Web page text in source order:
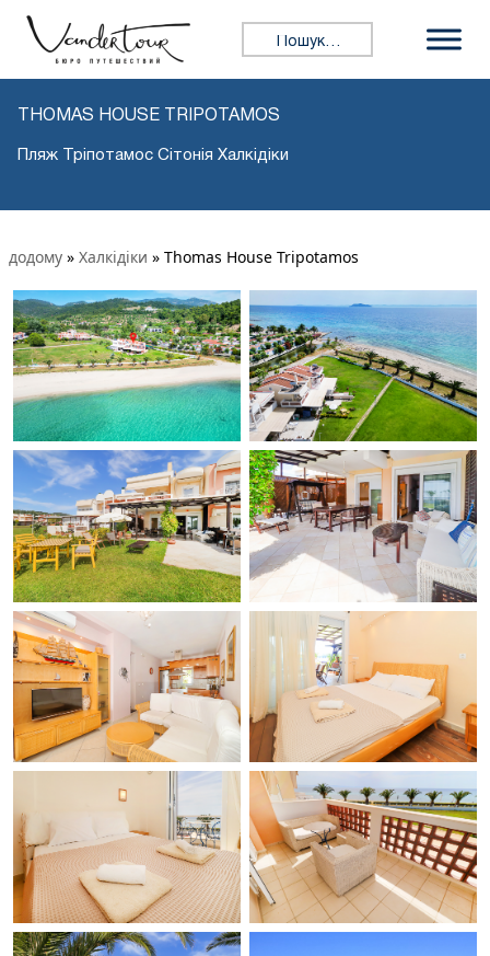
Пошук:
THOMAS HOUSE TRIPOTAMOS
Пляж Тріпотамос Сітонія Халкідіки
додому » Халкідіки » Thomas House Tripotamos